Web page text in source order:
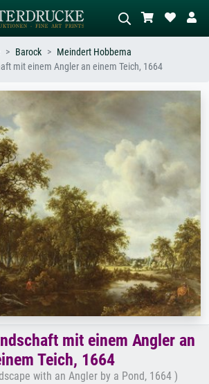
Werktiteln
Welle
Beschreiben Sie die Szene – z.B. Grüne
Ölgemälde, Stehender Akt neben einem
Baum.
Barock
Meindert Hobbema
mit einem Angler an einem Teich, 1664
mit einem Angler an
Teich, 1664
with an Angler by a Pond, 1664 )